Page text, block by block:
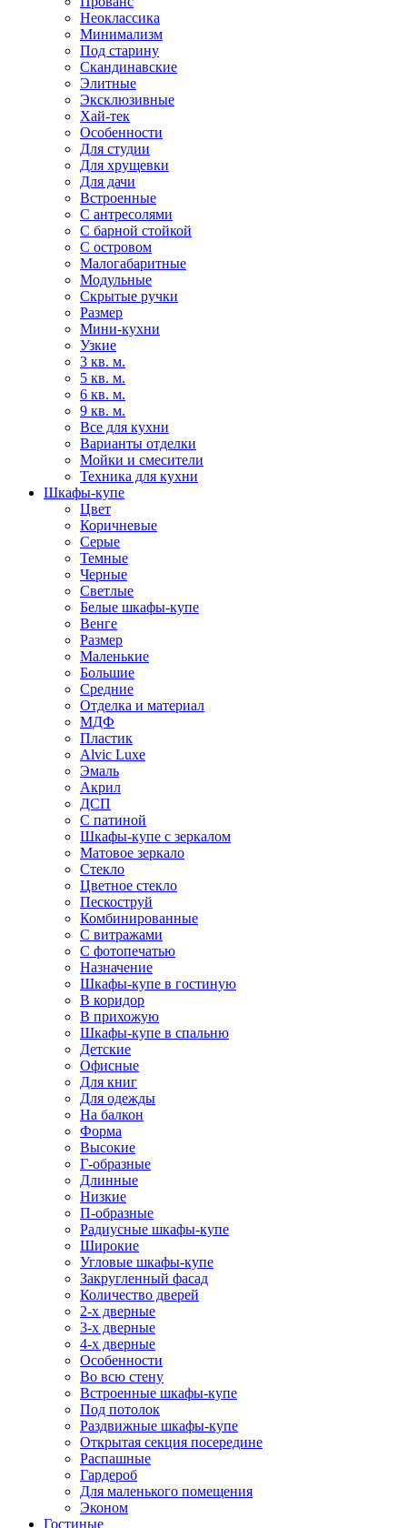
Неоклассика
Минимализм
Под старину
Скандинавские
Элитные
Эксклюзивные
Хай-тек
Особенности
Для студии
Для хрущевки
Для дачи
Встроенные
С антресолями
С барной стойкой
С островом
Малогабаритные
Модульные
Скрытые ручки
Размер
Мини-кухни
Узкие
3 кв. м.
5 кв. м.
6 кв. м.
9 кв. м.
Все для кухни
Варианты отделки
Мойки и смесители
Техника для кухни
Шкафы-купе
Цвет
Коричневые
Серые
Темные
Черные
Светлые
Белые шкафы-купе
Венге
Размер
Маленькие
Большие
Средние
Отделка и материал
МДФ
Пластик
Alvic Luxe
Эмаль
Акрил
ДСП
С патиной
Шкафы-купе с зеркалом
Матовое зеркало
Стекло
Цветное стекло
Пескоструй
Комбинированные
С витражами
С фотопечатью
Назначение
Шкафы-купе в гостиную
В коридор
В прихожую
Шкафы-купе в спальню
Детские
Офисные
Для книг
Для одежды
На балкон
Форма
Высокие
Г-образные
Длинные
Низкие
П-образные
Радиусные шкафы-купе
Широкие
Угловые шкафы-купе
Закругленный фасад
Количество дверей
2-х дверные
3-х дверные
4-х дверные
Особенности
Во всю стену
Встроенные шкафы-купе
Под потолок
Раздвижные шкафы-купе
Открытая секция посередине
Распашные
Гардероб
Для маленького помещения
Эконом
Гостиные